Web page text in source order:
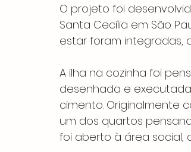
O projeto foi
Santa Cecília em São
estar foram integradas,
A ilha na cozinha foi
desenhada e
cimento. Originalmente
um dos quartos
foi aberto à área social,